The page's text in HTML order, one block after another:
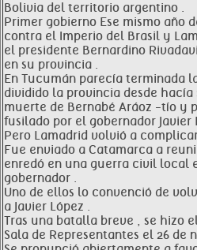
Bolivia del territorio argentino .
Primer gobierno Ese mismo año
contra el Imperio del Brasil y
el presidente Bernardino
en su provincia .
En Tucumán parecía terminada
dividido la provincia desde hacía
muerte de Bernabé Aráoz -tío y
fusilado por el gobernador Javier
Pero Lamadrid volvió a
Fue enviado a Catamarca a
enredó en una guerra civil local
gobernador .
Uno de ellos lo convenció de
a Javier López .
Tras una batalla breve , se hizo
Sala de Representantes el 26 de